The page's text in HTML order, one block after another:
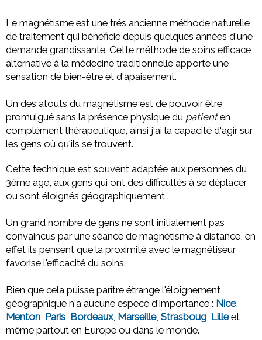
Le magnétisme est une trés ancienne méthode naturelle
de traitement qui bénéficie depuis quelques années d'une
demande grandissante. Cette méthode de soins efficace
alternative à la médecine traditionnelle apporte une
sensation de bien-être et d'apaisement.
Un des atouts du magnétisme est de pouvoir être
promulgué sans la présence physique du patienten
complément thérapeutique, ainsi j'ai la capacité d'agir sur
les gens où qu'ils se trouvent.
Cette technique est souvent adaptée aux personnes du
3éme age, aux gens qui ont des difficultés à se déplacer
ou sont éloignés géographiquement .
Un grand nombre de gens ne sont initialement pas
convaincus par une séance de magnétisme à distance, en
effet ils pensent que la proximité avec le magnétiseur
favorise l'efficacité du soins.
Bien que cela puisse parître étrange l'éloignement
géographique n'a aucune espèce d'importance : Nice,
Menton, Paris, Bordeaux, Marseille, Strasboug, Lilleet
même partout en Europe ou dans le monde.